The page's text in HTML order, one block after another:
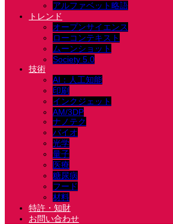
アルファベット略語
トレンド
オープンサイエンス
ローコンテキスト
ムーンショット
Society 5.0
技術
AI：人工知能
印刷
インクジェット
AM/3DP
ナノテク
バイオ
光学
量子
医療
糖尿病
フード
材料
特許・知財
お問い合わせ